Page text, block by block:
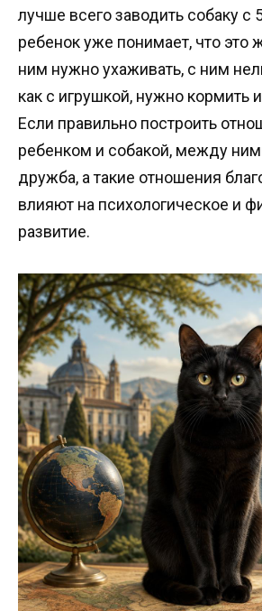
лучше всего заводить собаку с
ребенок уже понимает, что это
ним нужно ухаживать, с ним
как с игрушкой, нужно кормить
Если правильно построить
ребенком и собакой, между
дружба, а такие отношения
влияют на психологическое и
развитие.